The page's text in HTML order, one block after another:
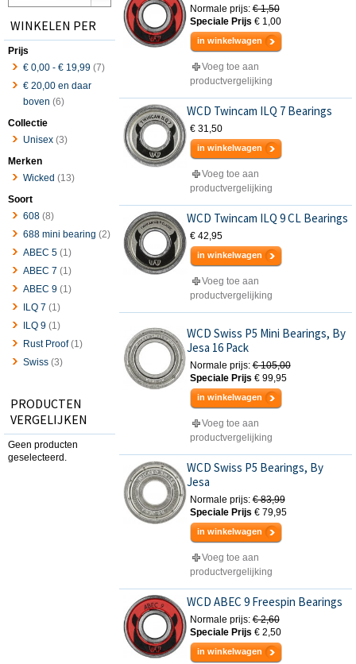
Normale prijs: € 1,50
Speciale Prijs € 1,00
in winkelwagen
Voeg toe aan
productvergelijking
WCD Twincam ILQ 7 Bearings
€ 31,50
in winkelwagen
Voeg toe aan
productvergelijking
WCD Twincam ILQ 9 CL Bearings
€ 42,95
in winkelwagen
Voeg toe aan
productvergelijking
WCD Swiss P5 Mini Bearings, By
Jesa 16 Pack
Normale prijs: € 105,00
Speciale Prijs € 99,95
in winkelwagen
Voeg toe aan
productvergelijking
WCD Swiss P5 Bearings, By
Jesa
Normale prijs: € 83,99
Speciale Prijs € 79,95
in winkelwagen
Voeg toe aan
productvergelijking
WCD ABEC 9 Freespin Bearings
Normale prijs: € 2,60
Speciale Prijs € 2,50
in winkelwagen
WINKELEN PER
Prijs
€ 0,00 - € 19,99 (7)
€ 20,00 en daar
boven (6)
Collectie
Unisex (3)
Merken
Wicked (13)
Soort
608 (8)
688 mini bearing (2)
ABEC 5 (1)
ABEC 7 (1)
ABEC 9 (1)
ILQ 7 (1)
ILQ 9 (1)
Rust Proof(1)
Swiss (3)
PRODUCTEN
VERGELIJKEN
Geen producten
geselecteerd.